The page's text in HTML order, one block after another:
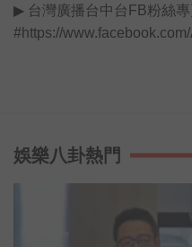
▶ 台灣廣播台中台FB粉絲專
#https://
的選擇，陪伴你的每星期。
#開啟直播小鈴鐺不漏掉最新
娛樂八卦熱門